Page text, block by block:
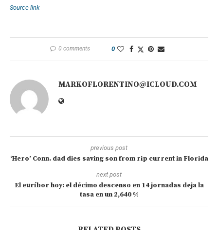
Source link
0 comments 0
MARKOFLORENTINO@ICLOUD.COM
previous post
‘Hero’ Conn. dad dies saving son from rip current in Florida
next post
El euríbor hoy: el décimo descenso en 14 jornadas deja la
tasa en un 2,640 %